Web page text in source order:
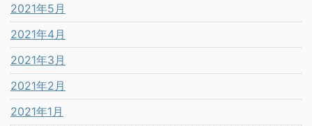
2021年5月
2021年4月
2021年3月
2021年2月
2021年1月